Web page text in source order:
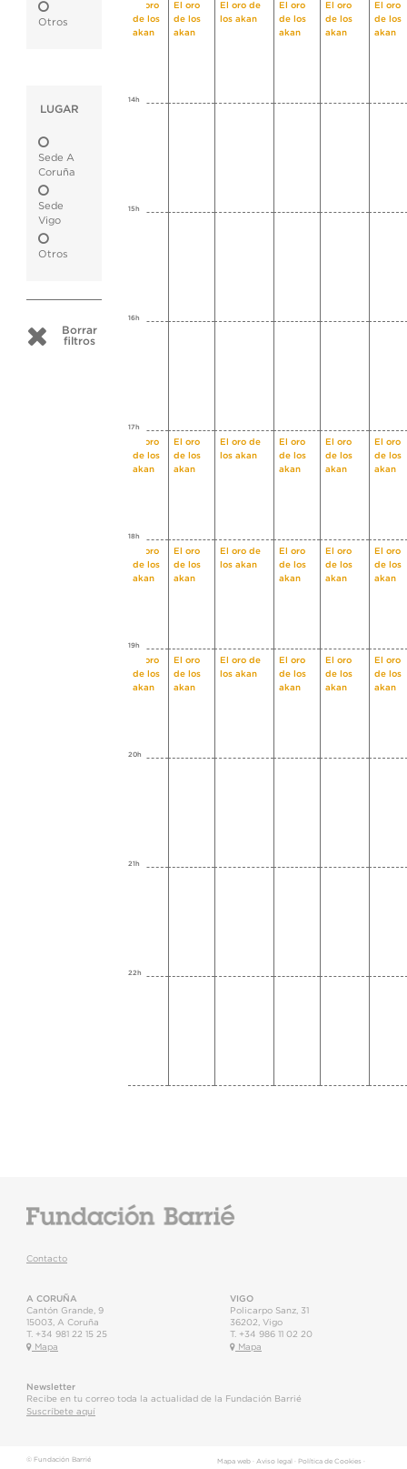
Otros
LUGAR
Sede A
Coruña
Sede
Vigo
Otros
Borrar
filtros
El oro
de los
akan
El oro
de los
akan
El oro de
los akan
El oro
de los
akan
El oro
de los
akan
El oro
de los
akan
14h
15h
16h
17h
El oro
de los
akan
El oro
de los
akan
El oro de
los akan
El oro
de los
akan
El oro
de los
akan
El oro
de los
akan
18h
El oro
de los
akan
El oro
de los
akan
El oro de
los akan
El oro
de los
akan
El oro
de los
akan
El oro
de los
akan
19h
El oro
de los
akan
El oro
de los
akan
El oro de
los akan
El oro
de los
akan
El oro
de los
akan
El oro
de los
akan
20h
21h
22h
Contacto
A CORUÑA
Cantón Grande, 9
15003
A Coruña
T. +34 981 22 15 25
Mapa
VIGO
Policarpo Sanz, 31
36202 Vigo
T. +34 986 11 02 20
Mapa
Newsletter
Recibe en tu correo toda la actualidad de la Fundación Barrié
Suscríbete aquí
© Fundación Barrié Mapa web· Aviso legal · Política de Cookies ·